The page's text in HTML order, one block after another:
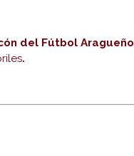
del Fútbol Aragueño
.